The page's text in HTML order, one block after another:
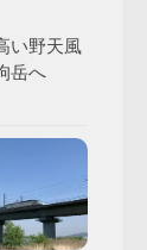
い野天風
岳へ